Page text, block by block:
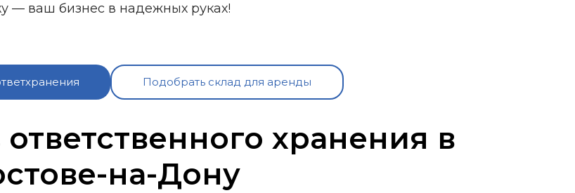
— ваш бизнес в надежных руках!
Подобрать склад для аренды
хранения в
на-Дону